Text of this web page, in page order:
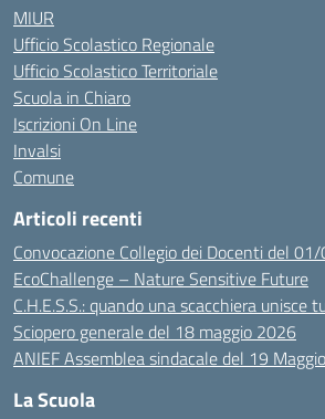
MIUR
Ufficio Scolastico Regionale
Ufficio Scolastico Territoriale
Scuola in Chiaro
Iscrizioni On Line
Invalsi
Comune
Articoli recenti
Convocazione Collegio dei Docenti del
EcoChallenge – Nature Sensitive Future
C.H.E.S.S.: quando una scacchiera unisce
Sciopero generale del 18 maggio 2026
ANIEF Assemblea sindacale del 19
La Scuola